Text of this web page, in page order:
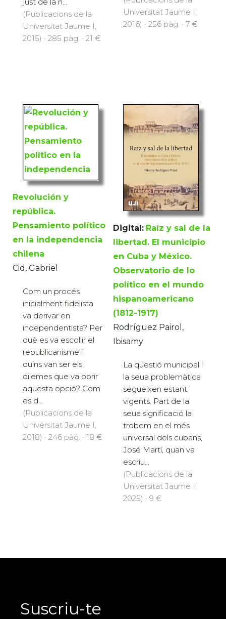
(Publicacions de la
Universitat Jaume I,
2015) · 285 pàg. · 21 €
Universitat Jaume I,
2016) · 256 pàg. · 7 €
Revolución y
república.
Pensamiento político
en la independencia
chilena
Cid, Gabriel
Com un procés
inicialment fidelista
va derivar en
independentista? Per
què es va escollir el
republicanisme i
quins van ser els
dilemes que va obrir
aquesta opció? Com
es d...
(Publicacions de la
Universitat Jaume I,
2018) · 246 pàg. · 18 €
Digital: Raíz y sal de la
libertad. El municipio
en Cuba y México.
Observatorio de lo
político en el mundo
hispanoamericano
(1812-1917)
Rodríguez Pairol,
Ibisamy
La qüestió municipal i
la seua problemàtica
segueixen estant
vigents. Part de la
seua significació la
trobem en el més
universal dels cubans,
José Martí, quan va
escriu...
(Publicacions de la
Universitat Jaume I,
2025) · 9 €
Suscriu-te